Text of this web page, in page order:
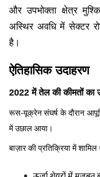
और उपभोक्ता क्षेत्र
अस्थिर अवधि में सेक्टर
है।
ऐतिहासिक उदाहरण
2022 में तेल की कीमतों का
रूस-यूक्रेन संघर्ष के दौरान
में उछाल आया।
बाज़ार की प्रतिक्रिया में शामिल